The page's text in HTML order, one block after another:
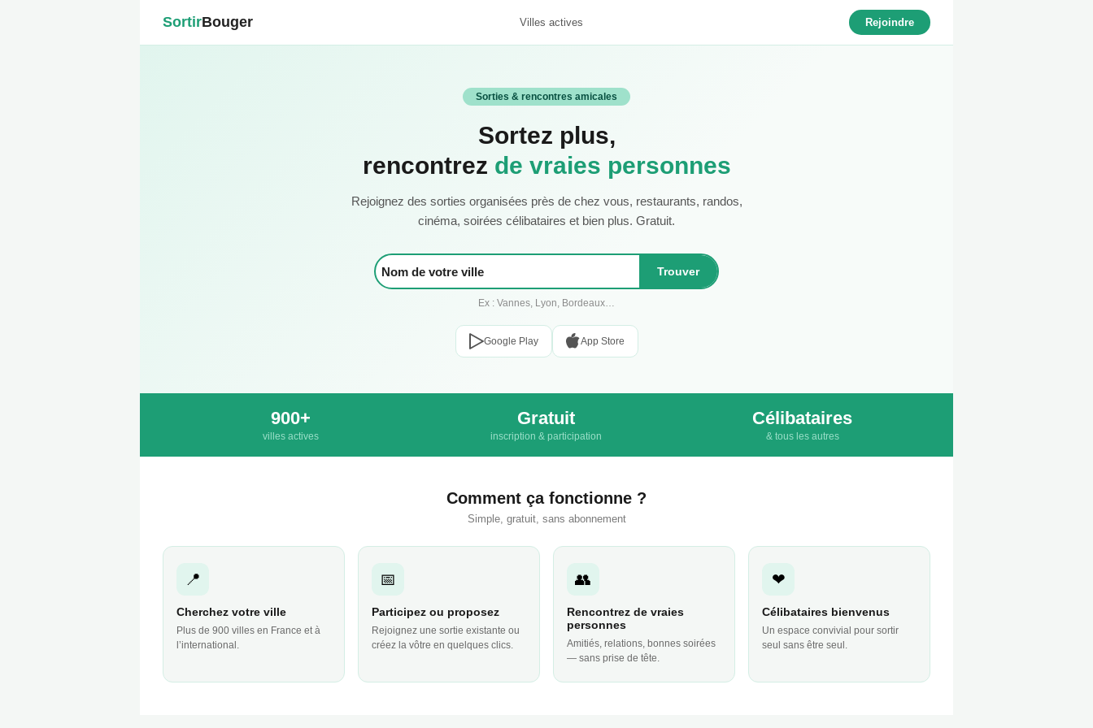
SortirBouger Villes actives Rejoindre
Sorties & rencontres amicales
Sortez plus,
rencontrez de vraies personnes
Rejoignez des sorties organisées près de chez vous, restaurants, randos,
cinéma, soirées célibataires et bien plus. Gratuit.
Trouver
Ex : Vannes, Lyon, Bordeaux…
Google Play App Store
900+
villes actives
Gratuit
inscription & participation
Célibataires
& tous les autres
Comment ça fonctionne ?
Simple, gratuit, sans abonnement
📍
Cherchez votre ville
Plus de 900 villes en France et à
l’international.
📅
Participez ou proposez
Rejoignez une sortie existante ou
créez la vôtre en quelques clics.
👥
Rencontrez de vraies
personnes
Amitiés, relations, bonnes soirées
— sans prise de tête.
❤
Célibataires bienvenus
Un espace convivial pour sortir
seul sans être seul.